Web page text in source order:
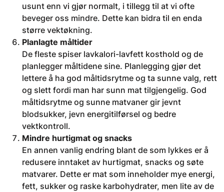
usunt enn vi gjør normalt, i tillegg til at vi ofte
beveger oss mindre. Dette kan bidra til en enda
større vektøkning.
Planlagte måltider
De fleste spiser lavkalori-lavfett kosthold og de
planlegger måltidene sine. Planlegging gjør det
lettere å ha god måltidsrytme og ta sunne valg, rett
og slett fordi man har sunn mat tilgjengelig. God
måltidsrytme og sunne matvaner gir jevnt
blodsukker, jevn energitilførsel og bedre
vektkontroll.
Mindre hurtigmat og snacks
En annen vanlig endring blant de som lykkes er å
redusere inntaket av hurtigmat, snacks og søte
matvarer. Dette er mat som inneholder mye energi,
fett, sukker og raske karbohydrater, men lite av de